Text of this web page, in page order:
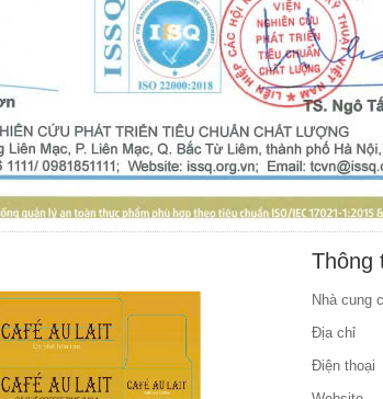
Thông
Nhà cung
Địa chỉ
Điện thoại